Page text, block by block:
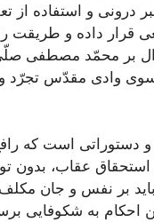
درونی و استفاده از
قرار داده و طریقت
محمّد مصطفی صلّی
وادی مقدّس تجرّد
دستوراتی است که
عقاب، بدون
بر نفس و جان مکلف
احکام به شکوفایی